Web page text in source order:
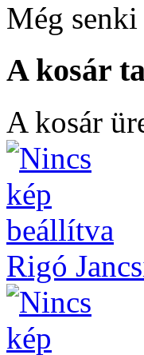
Még
A kosár
A kosár
Rigó